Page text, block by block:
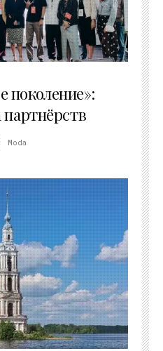
поколение»:
Moda